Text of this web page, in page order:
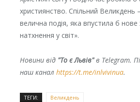
християнство. Спільний Великдень
велична подія, яка впустила б нове
натхнення у світ».
Новини від "То є Львів"в Telegram.
наш канал https://t.me/inlvivinua.
ТЕГИ: Великдень